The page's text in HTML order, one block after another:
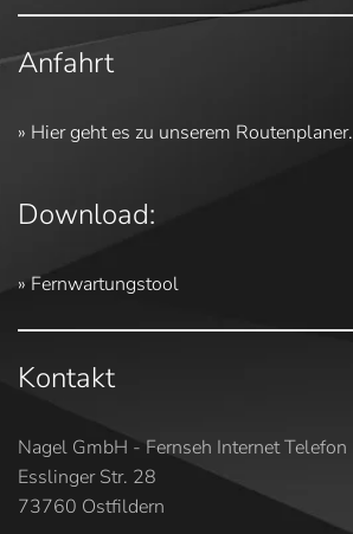
Anfahrt
» Hier geht es zu unserem Routenplaner.
Download:
» Fernwartungstool
Kontakt
Nagel GmbH - Fernseh Internet Telefon
Esslinger Str. 28
73760 Ostfildern